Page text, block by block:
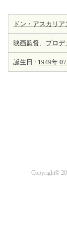
ドン・アスカリア
映画監督、 プロデ
誕生日 : 1949年
Copyright©